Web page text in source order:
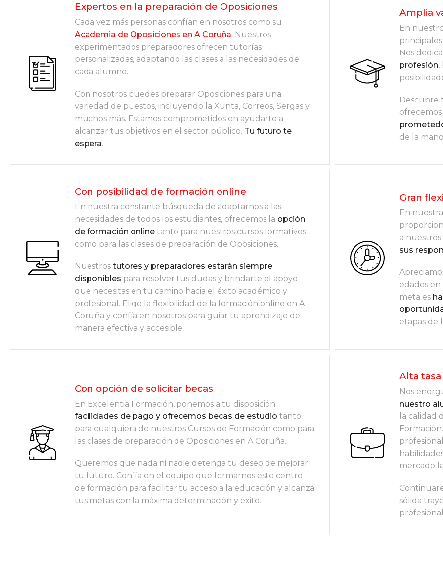
Expertos en la preparación de Oposiciones
Cada vez más personas confían en nosotros como su
Academia de Oposiciones en A Coruña. Nuestros
experimentados preparadores ofrecen tutorías
personalizadas, adaptando las clases a las necesidades de
cada alumno.
Con nosotros puedes preparar Oposiciones para una
variedad de puestos, incluyendo la Xunta, Correos, Sergas y
muchos más. Estamos comprometidos en ayudarte a
alcanzar tus objetivos en el sector público. Tu futuro te
espera.
Amplia
En nuestro
Nos
profesión,
Descubre
de la
Con posibilidad de formación online
En nuestra constante búsqueda de adaptarnos a las
necesidades de todos los estudiantes, ofrecemos la opción
de formación online tanto para nuestros cursos formativos
como para las clases de preparación de Oposiciones.
Nuestros tutores y preparadores estarán siempre
disponibles para resolver tus dudas y brindarte el apoyo
que necesitas en tu camino hacia el éxito académico y
profesional. Elige la flexibilidad de la formación online en A
Coruña y confía en nosotros para guiar tu aprendizaje de
manera efectiva y accesible.
Gran
En
a
sus
edades
meta es
etapas de
Con opción de solicitar becas
En Excelentia Formación, ponemos a tu disposición
facilidades de pago y ofrecemos becas de estudio tanto
para cualquiera de nuestros Cursos de Formación como para
las clases de preparación de Oposiciones en A Coruña.
Queremos que nada ni nadie detenga tu deseo de mejorar
tu futuro. Confía en el equipo que formarnos este centro
de formación para facilitar tu acceso a la educación y alcanza
tus metas con la máxima determinación y éxito.
Alta
Nos
nuestro
la calidad
mercado
sólida